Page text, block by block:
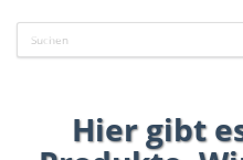
Hier gibt